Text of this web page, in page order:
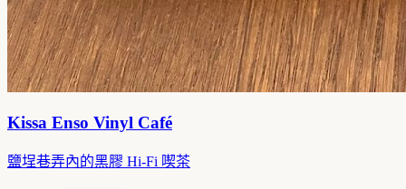
Kissa Enso Vinyl Café
鹽埕巷弄內的黑膠 Hi-Fi 喫茶